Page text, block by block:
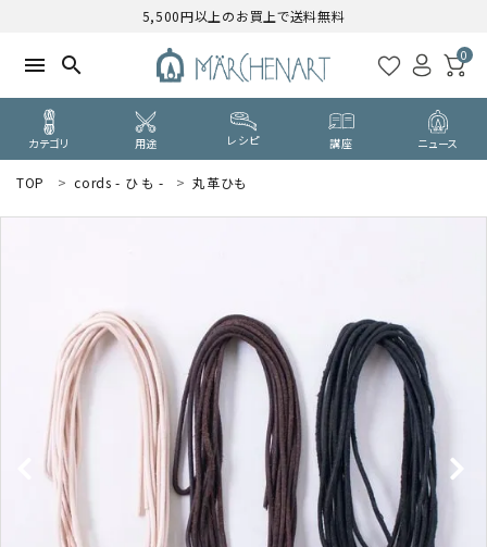
5,500円以上のお買上で送料無料
menu search 0
カテゴリ 用途 レシピ 講座 ニュース
ログイン 新規会員登録
CATEGORY
カテゴリーから探す
PURPOSE
用途から探す
TOP cords - ひ も - 丸革ひも